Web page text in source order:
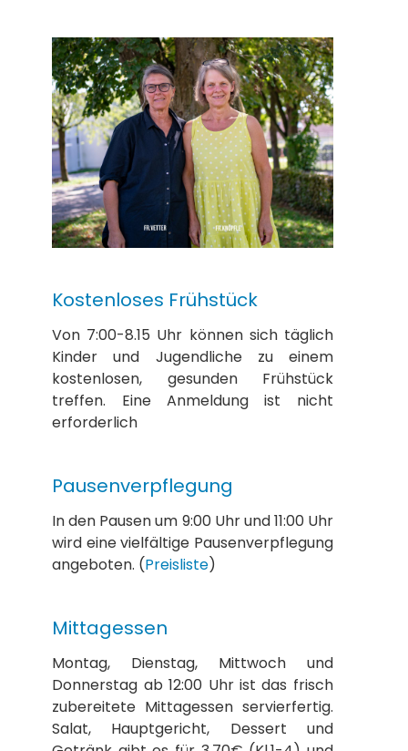
Kostenloses Frühstück
Von 7:00-8.15 Uhr können sich täglich
Kinder und Jugendliche zu einem
kostenlosen, gesunden Frühstück
treffen. Eine Anmeldung ist nicht
erforderlich
Pausenverpflegung
In den Pausen um 9:00 Uhr und 11:00 Uhr
wird eine vielfältige Pausenverpflegung
angeboten. (Preisliste)
Mittagessen
Montag, Dienstag, Mittwoch und
Donnerstag ab 12:00 Uhr ist das frisch
zubereitete Mittagessen servierfertig.
Salat, Hauptgericht, Dessert und